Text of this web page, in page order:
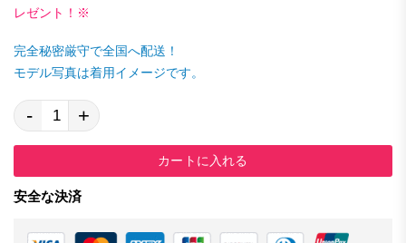
レゼント！※
完全秘密厳守で全国へ配送！
モデル写真は着用イメージです。
- +
カートに入れる
安全な決済